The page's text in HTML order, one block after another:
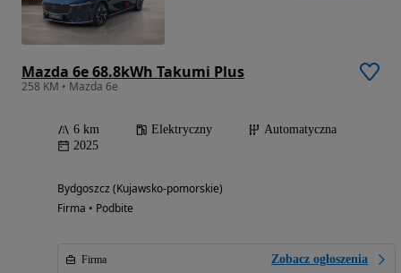
Mazda 6e 68.8kWh Takumi Plus
258 KM • Mazda 6e
6 km Elektryczny
Automatyczna
2025
Bydgoszcz (Kujawsko-pomorskie)
Firma • Podbite
Firma Zobacz ogłoszenia